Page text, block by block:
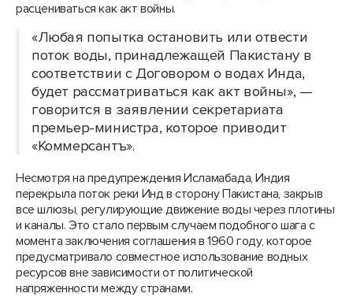
расцениваться как акт войны.
«Любая попытка остановить или отвести
поток воды, принадлежащей Пакистану в
соответствии с Договором о водах Инда,
будет рассматриваться как акт войны», —
говорится в заявлении секретариата
премьер-министра, которое приводит
«Коммерсантъ».
Несмотря на предупреждения Исламабада, Индия
перекрыла поток реки Инд в сторону Пакистана, закрыв
все шлюзы, регулирующие движение воды через плотины
и каналы. Это стало первым случаем подобного шага с
момента заключения соглашения в 1960 году, которое
предусматривало совместное использование водных
ресурсов вне зависимости от политической
напряженности между странами.